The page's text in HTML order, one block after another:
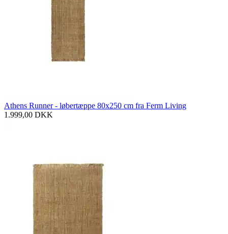
Athens Runner - løbertæppe 80x250 cm fra Ferm Living
1.999,00 DKK